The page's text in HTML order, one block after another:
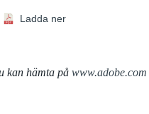
Ladda ner
kan hämta på www.adobe.com